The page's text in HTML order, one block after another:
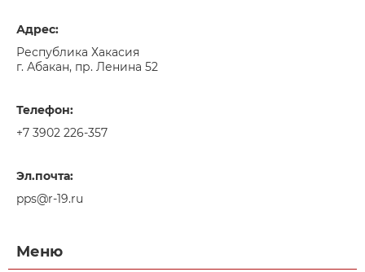
Адрес:
Республика Хакасия
г. Абакан, пр. Ленина 52
Телефон:
+7 3902 226-357
Эл.почта:
pps@r-19.ru
Меню